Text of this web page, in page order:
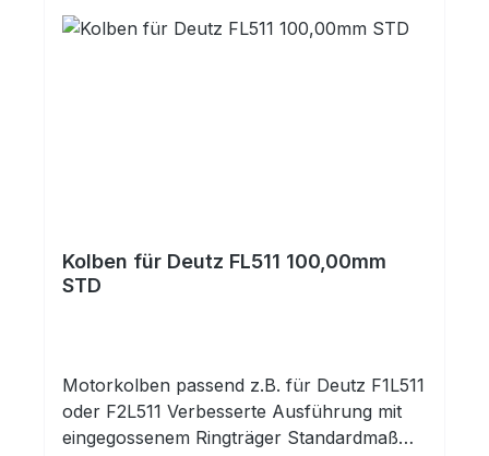
Kolben für Deutz FL511 100,00mm
STD
Motorkolben passend z.B. für Deutz F1L511
oder F2L511 Verbesserte Ausführung mit
eingegossenem Ringträger Standardmaß